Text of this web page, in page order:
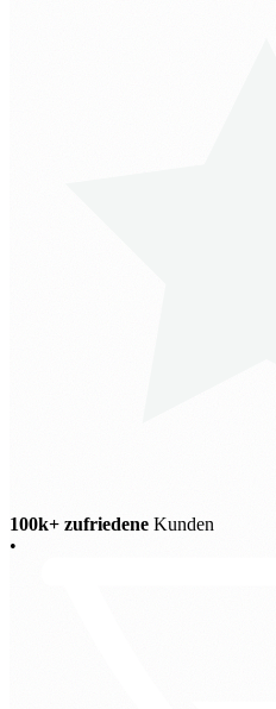
100k+ zufriedene Kunden
•